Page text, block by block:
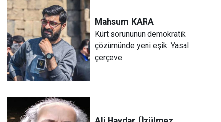
Mahsum KARA
Kürt sorununun demokratik
çözümünde yeni eşik: Yasal
çerçeve